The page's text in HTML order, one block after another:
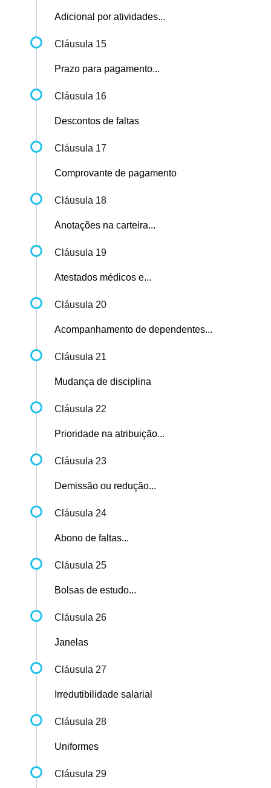
Adicional por atividades...
Cláusula 15
Prazo para pagamento...
Cláusula 16
Descontos de faltas
Cláusula 17
Comprovante de pagamento
Cláusula 18
Anotações na carteira...
Cláusula 19
Atestados médicos e...
Cláusula 20
Acompanhamento de dependentes...
Cláusula 21
Mudança de disciplina
Cláusula 22
Prioridade na atribuição...
Cláusula 23
Demissão ou redução...
Cláusula 24
Abono de faltas...
Cláusula 25
Bolsas de estudo...
Cláusula 26
Janelas
Cláusula 27
Irredutibilidade salarial
Cláusula 28
Uniformes
Cláusula 29